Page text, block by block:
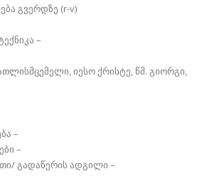
გვერდზე (r-v)
–
იესო ქრისტე, წმ. გიორგი,
–
–
გადაწერის ადგილი –